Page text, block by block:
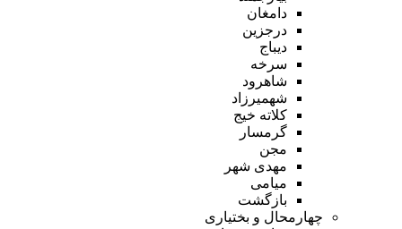
دامغان
درجزین
دیباج
سرخه
شاهرود
شهمیرزاد
کلاته خیج
گرمسار
مجن
مهدی شهر
میامی
بازگشت
چهارمحال و بختیاری